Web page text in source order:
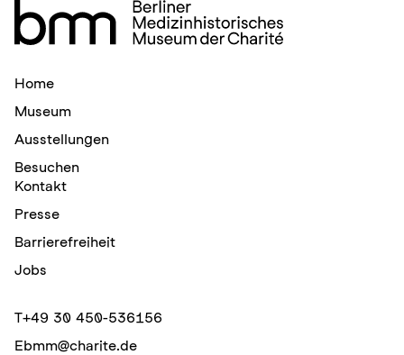
Home
Museum
Ausstellungen
Besuchen
Kontakt
Presse
Barrierefreiheit
Jobs
T+49 30 450-536156
Ebmm@charite.de